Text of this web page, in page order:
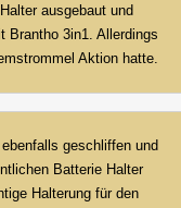
ausgebaut und
Brantho 3in1. Allerdings
Aktion hatte.
geschliffen und
Batterie Halter
Halterung für den